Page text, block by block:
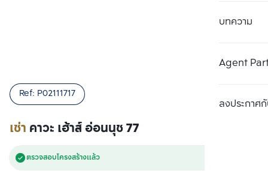
บทความ
Agent
ลงประกาศกั
เช่า คาวะ เฮ้าส์ อ่อนนุช 77
Ref: P02111717
ตรวจสอบโครงสร้างแล้ว